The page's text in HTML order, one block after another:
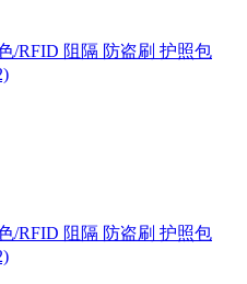
/RFID 阻隔 防盗刷 护照包
/RFID 阻隔 防盗刷 护照包